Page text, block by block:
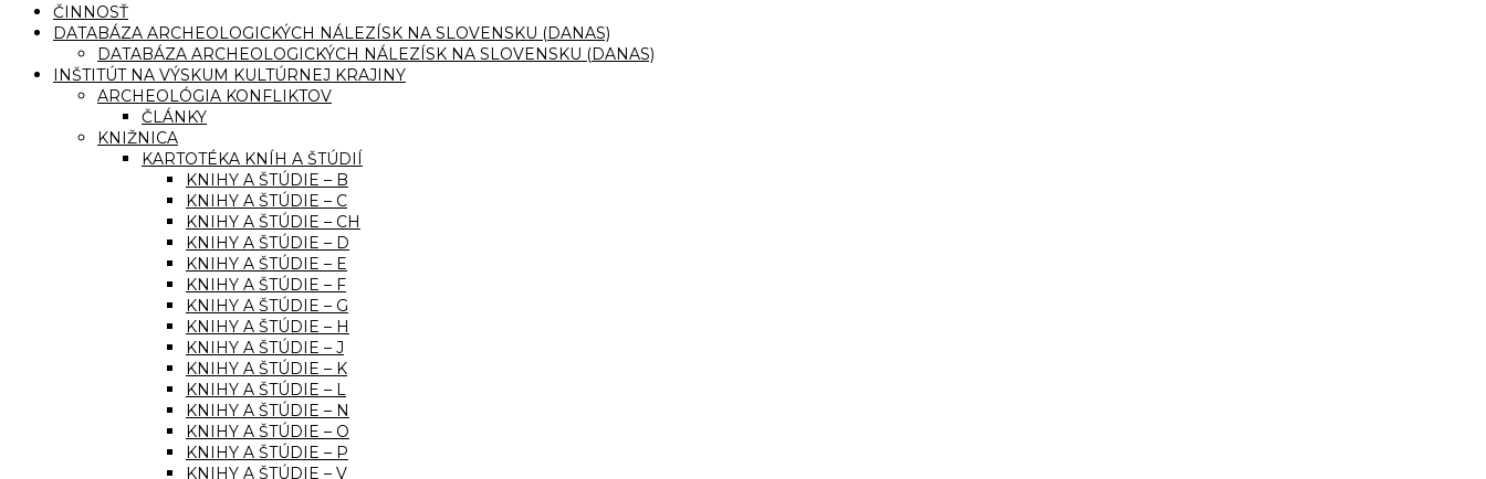
ČINNOSŤ
DATABÁZA ARCHEOLOGICKÝCH NÁLEZÍSK NA SLOVENSKU (DANAS)
DATABÁZA ARCHEOLOGICKÝCH NÁLEZÍSK NA SLOVENSKU (DANAS)
INŠTITÚT NA VÝSKUM KULTÚRNEJ KRAJINY
ARCHEOLÓGIA KONFLIKTOV
ČLÁNKY
KNIŽNICA
KARTOTÉKA KNÍH A ŠTÚDIÍ
KNIHY A ŠTÚDIE – B
KNIHY A ŠTÚDIE – C
KNIHY A ŠTÚDIE – CH
KNIHY A ŠTÚDIE – D
KNIHY A ŠTÚDIE – E
KNIHY A ŠTÚDIE – F
KNIHY A ŠTÚDIE – G
KNIHY A ŠTÚDIE – H
KNIHY A ŠTÚDIE – J
KNIHY A ŠTÚDIE – K
KNIHY A ŠTÚDIE – L
KNIHY A ŠTÚDIE – N
KNIHY A ŠTÚDIE – O
KNIHY A ŠTÚDIE – P
KNIHY A ŠTÚDIE – V